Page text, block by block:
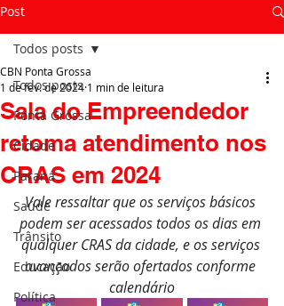
Post
Todos posts
Ponta Grossa
Cidade
Paraná
Saúde
Trânsito
Educação
Política
Todos posts
Sala do Empreendedor
retoma atendimento nos
CRAS em 2024
CBN Ponta Grossa
1 de fev. de 2024 1 min de leitura
Vale ressaltar que os serviços básicos
podem ser acessados todos os dias em
qualquer CRAS da cidade, e os serviços
avançados serão ofertados conforme
calendário